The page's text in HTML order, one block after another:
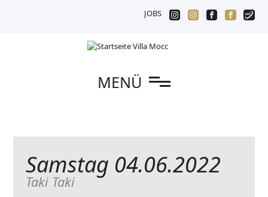
JOBS
MENÜ
Samstag 04.06.2022
Taki Taki